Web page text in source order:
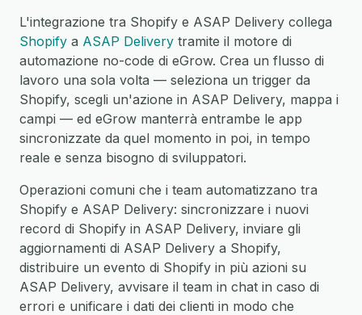
L'integrazione tra Shopify e ASAP Delivery collega
Shopify a ASAP Delivery tramite il motore di
automazione no-code di eGrow. Crea un flusso di
lavoro una sola volta — seleziona un trigger da
Shopify, scegli un'azione in ASAP Delivery, mappa i
campi — ed eGrow manterrà entrambe le app
sincronizzate da quel momento in poi, in tempo
reale e senza bisogno di sviluppatori.
Operazioni comuni che i team automatizzano tra
Shopify e ASAP Delivery: sincronizzare i nuovi
record di Shopify in ASAP Delivery, inviare gli
aggiornamenti di ASAP Delivery a Shopify,
distribuire un evento di Shopify in più azioni su
ASAP Delivery, avvisare il team in chat in caso di
errori e unificare i dati dei clienti in modo che